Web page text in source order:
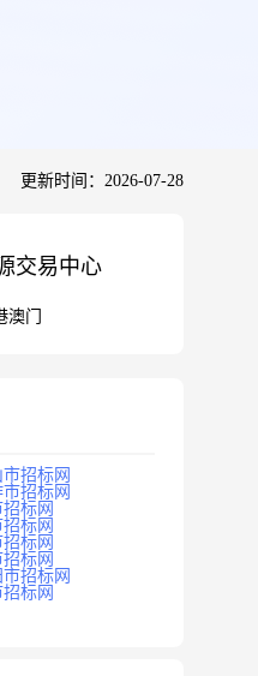
更新时间：2026-07-28
交易中心
澳门
招标网
招标网
标网
标网
标网
标网
市招标网
标网